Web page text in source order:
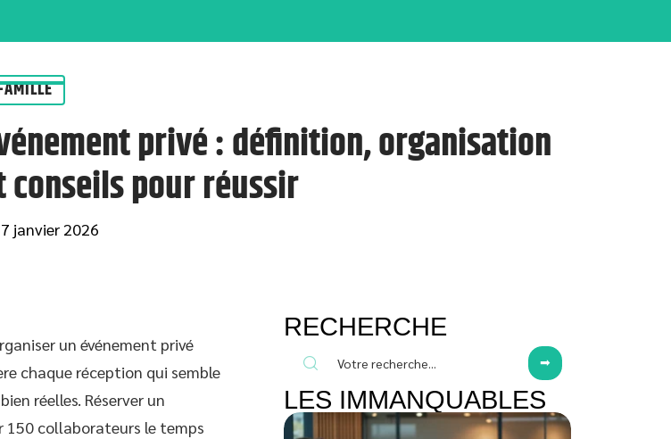
privé : définition, organisation
conseils pour réussir
7 janvier 2026
un événement privé
chaque réception qui semble
réelles. Réserver un
150 collaborateurs le temps
RECHERCHE
LES IMMANQUABLES